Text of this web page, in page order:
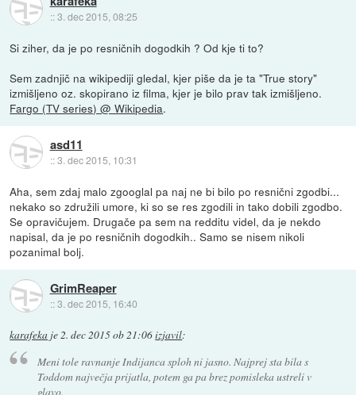
::3. dec 2015, 08:25
Si ziher, da je po resničnih dogodkih ? Od kje ti to?
Sem zadnjič na wikipediji gledal, kjer piše da je ta "True story"
izmišljeno oz. skopirano iz filma, kjer je bilo prav tak izmišljeno.
Fargo (TV series) @ Wikipedia.
asd11
::3. dec 2015, 10:31
Aha, sem zdaj malo zgooglal pa naj ne bi bilo po resnični zgodbi...
nekako so združili umore, ki so se res zgodili in tako dobili zgodbo.
Se opravičujem. Drugače pa sem na redditu videl, da je nekdo
napisal, da je po resničnih dogodkih.. Samo se nisem nikoli
pozanimal bolj.
GrimReaper
::3. dec 2015, 16:40
karafeka je2. dec 2015 ob 21:06izjavil:
Meni tole ravnanje Indijanca sploh ni jasno. Najprej sta bila s
Toddom največja prijatla, potem ga pa brez pomisleka ustreli v
glavo.